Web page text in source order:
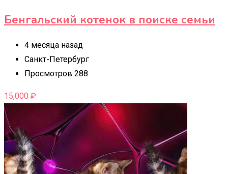
Бенгальский котенок в поиске семьи
4 месяца назад
Санкт-Петербург
Просмотров 288
15,000 ₽